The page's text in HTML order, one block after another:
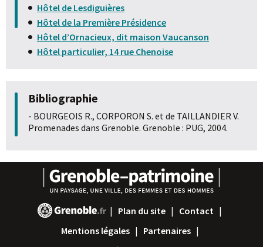
Hôtel de Lesdiguières
Hôtel de la Première Présidence
Hôtel d’Ornacieux, dit maison Vaucanson
Hôtel particulier, 14 rue Chenoise
Bibliographie
- BOURGEOIS R., CORPORON S. et de TAILLANDIER V.
Promenades dans Grenoble. Grenoble : PUG, 2004.
Plan du site
Contact
Mentions légales
Partenaires